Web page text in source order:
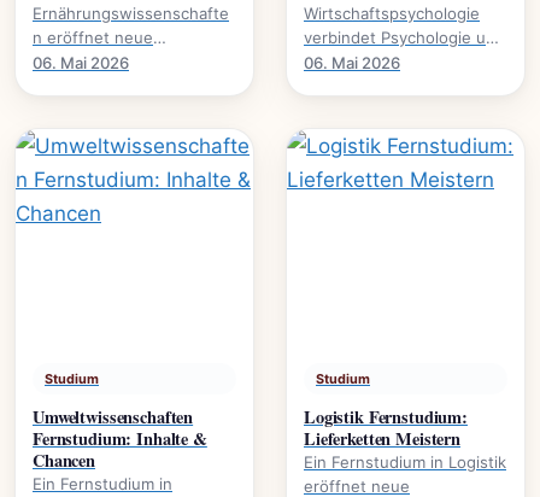
Ernährungswissenschafte
n eröffnet neue
Karrierewege., welche
gelingt.
06. Mai 2026
Wirtschaftspsychologie
verbindet Psychologie und
Wirtschaft. Es eröffnet
06. Mai 2026
Studium
Umweltwissenschaften
Fernstudium: Inhalte &
Chancen
Ein Fernstudium in
Studium
Logistik Fernstudium:
Lieferketten Meistern
Ein Fernstudium in Logistik
eröffnet neue